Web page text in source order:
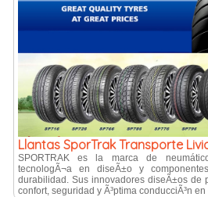
Llantas SporTrak Transporte
SPORTRAK es la marca de
tecnologÃ¬a en diseÃ±o y
durabilidad. Sus innovadores diseÃ±os de
confort, seguridad y Ã³ptima conducciÃ³n